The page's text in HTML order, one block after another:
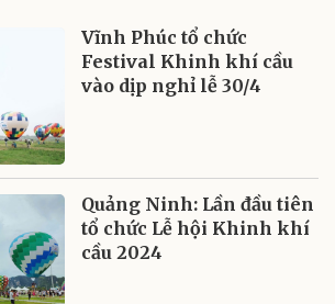
Vĩnh Phúc tổ chức
Festival Khinh khí cầu
vào dịp nghỉ lễ 30/4
Quảng Ninh: Lần đầu tiên
tổ chức Lễ hội Khinh khí
cầu 2024